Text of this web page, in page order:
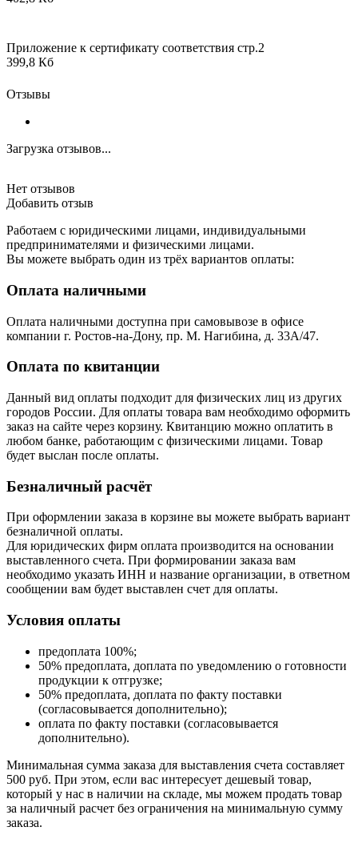
Приложение к сертификату соответствия стр.2
399,8 Кб
Отзывы
Загрузка отзывов...
Нет отзывов
Добавить отзыв
Работаем с юридическими лицами, индивидуальными
предпринимателями и физическими лицами.
Вы можете выбрать один из трёх вариантов оплаты:
Оплата наличными
Оплата наличными доступна при самовывозе в офисе
компании г. Ростов-на-Дону, пр. М. Нагибина, д. 33А/47.
Оплата по квитанции
Данный вид оплаты подходит для физических лиц из других
городов России. Для оплаты товара вам необходимо оформить
заказ на сайте через корзину. Квитанцию можно оплатить в
любом банке, работающим с физическими лицами. Товар
будет выслан после оплаты.
Безналичный расчёт
При оформлении заказа в корзине вы можете выбрать вариант
безналичной оплаты.
Для юридических фирм оплата производится на основании
выставленного счета. При формировании заказа вам
необходимо указать ИНН и название организации, в ответном
сообщении вам будет выставлен счет для оплаты.
Условия оплаты
предоплата 100%;
50% предоплата, доплата по уведомлению о готовности
продукции к отгрузке;
50% предоплата, доплата по факту поставки
(согласовывается дополнительно);
оплата по факту поставки (согласовывается
дополнительно).
Минимальная сумма заказа для выставления счета составляет
500 руб. При этом, если вас интересует дешевый товар,
который у нас в наличии на складе, мы можем продать товар
за наличный расчет без ограничения на минимальную сумму
заказа.